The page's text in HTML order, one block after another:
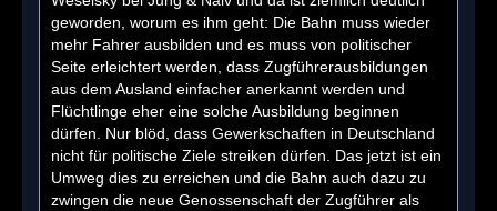
geworden, worum es ihm geht: Die Bahn muss wieder
mehr Fahrer ausbilden und es muss von politischer
Seite erleichtert werden, dass Zugführerausbildungen
aus dem Ausland einfacher anerkannt werden und
Flüchtlinge eher eine solche Ausbildung beginnen
dürfen. Nur blöd, dass Gewerkschaften in Deutschland
nicht für politische Ziele streiken dürfen. Das jetzt ist ein
Umweg dies zu erreichen und die Bahn auch dazu zu
zwingen die neue Genossenschaft der Zugführer als